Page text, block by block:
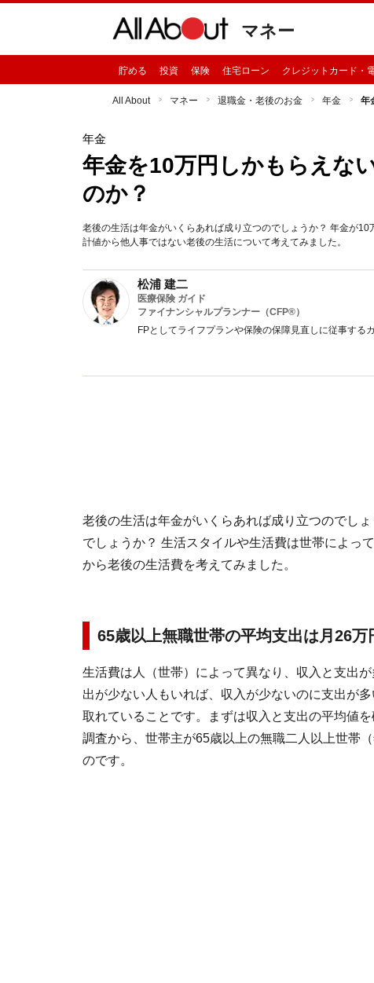
マネー
貯める 投資 保険 住宅ローン クレジットカード・
All About マネー 退職金・老後のお金 年金 年
年金
年金を10万円しかもらえな
のか？
老後の生活は年金がいくらあれば成り立つのでしょうか？ 年金が
計値から他人事ではない老後の生活について考えてみました。
松浦 建二
医療保険 ガイド
ファイナンシャルプランナー（CFP®）
FPとしてライフプランや保険の保障見直しに従事する
老後の生活は年金がいくらあれば成り立つのでし
でしょうか？ 生活スタイルや生活費は世帯によっ
から老後の生活費を考えてみました。
65歳以上無職世帯の平均支出は月26万
生活費は人（世帯）によって異なり、収入と支出
出が少ない人もいれば、収入が少ないのに支出が
取れていることです。まずは収入と支出の平均値
調査から、世帯主が65歳以上の無職二人以上世帯
のです。